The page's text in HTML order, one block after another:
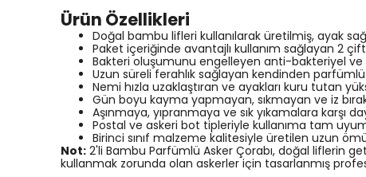
Ürün Özellikleri
Doğal bambu lifleri kullanılarak üretilmiş, ayak
Paket içeriğinde avantajlı kullanım sağlayan 2
Bakteri oluşumunu engelleyen anti-bakteriyel
Uzun süreli ferahlık sağlayan kendinden
Nemi hızla uzaklaştıran ve ayakları kuru tutan
Gün boyu kayma yapmayan, sıkmayan ve iz
Aşınmaya, yıpranmaya ve sık yıkamalara karşı
Postal ve askeri bot tipleriyle kullanıma tam
Birinci sınıf malzeme kalitesiyle üretilen uzun
Not: 2'li Bambu Parfümlü Asker Çorabı, doğal liflerin
kullanmak zorunda olan askerler için tasarlanmış